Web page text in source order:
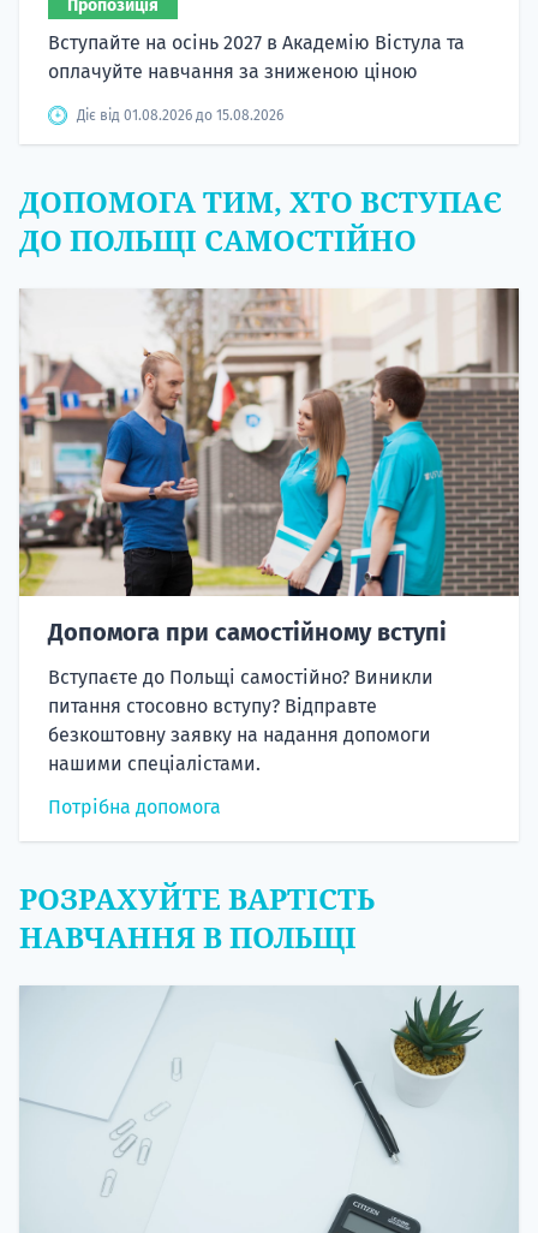
Пропозиція
Вступайте на осінь 2027 в Академію Вістула та
оплачуйте навчання за зниженою ціною
Діє від 01.08.2026 до 15.08.2026
ДОПОМОГА ТИМ, ХТО ВСТУПАЄ
ДО ПОЛЬЩІ САМОСТІЙНО
Допомога при самостійному вступі
Вступаєте до Польщі самостійно? Виникли
питання стосовно вступу? Відправте
безкоштовну заявку на надання допомоги
нашими спеціалістами.
Потрібна допомога
РОЗРАХУЙТЕ ВАРТІСТЬ
НАВЧАННЯ В ПОЛЬЩІ